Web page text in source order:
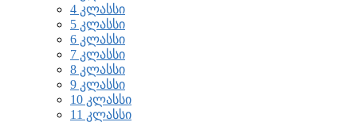
4 კლასსი
5 კლასსი
6 კლასსი
7 კლასსი
8 კლასსი
9 კლასსი
10 კლასსი
11 კლასსი